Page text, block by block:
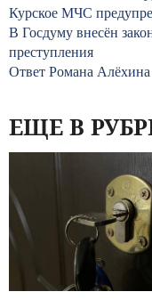
Курское МЧС
В Госдуму внесён
преступления
Ответ Романа Алёхина
ЕЩЕ В